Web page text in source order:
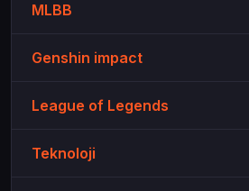
MLBB
Genshin impact
League of Legends
Teknoloji